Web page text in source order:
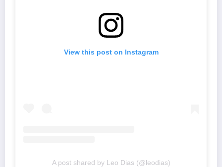
View this post on Instagram
A post shared by Leo Dias (@leodias)